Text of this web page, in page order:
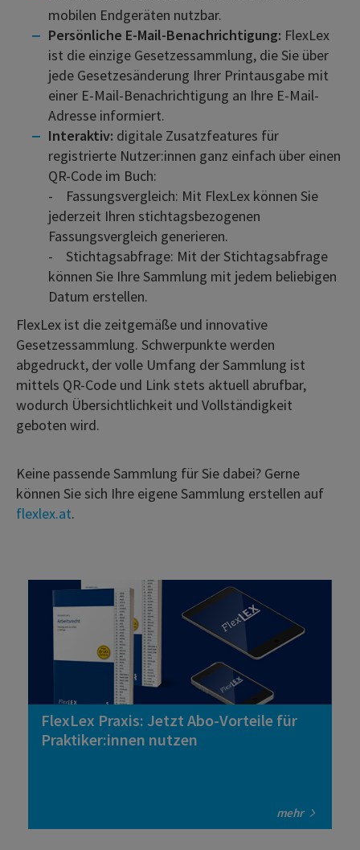
mobilen Endgeräten nutzbar.
Persönliche E-Mail-Benachrichtigung: FlexLex
ist die einzige Gesetzessammlung, die Sie über
jede Gesetzesänderung Ihrer Printausgabe mit
einer E-Mail-Benachrichtigung an Ihre E-Mail-
Adresse informiert.
Interaktiv: digitale Zusatzfeatures für
registrierte Nutzer:innen ganz einfach über einen
QR-Code im Buch:
- Fassungsvergleich: Mit FlexLex können Sie
jederzeit Ihren stichtagsbezogenen
Fassungsvergleich generieren.
- Stichtagsabfrage: Mit der Stichtagsabfrage
können Sie Ihre Sammlung mit jedem beliebigen
Datum erstellen.
FlexLex ist die zeitgemäße und innovative
Gesetzessammlung. Schwerpunkte werden
abgedruckt, der volle Umfang der Sammlung ist
mittels QR-Code und Link stets aktuell abrufbar,
wodurch Übersichtlichkeit und Vollständigkeit
geboten wird.
Keine passende Sammlung für Sie dabei? Gerne
können Sie sich Ihre eigene Sammlung erstellen auf
flexlex.at.
FlexLex Praxis: Jetzt Abo-Vorteile für
Praktiker:innen nutzen
mehr